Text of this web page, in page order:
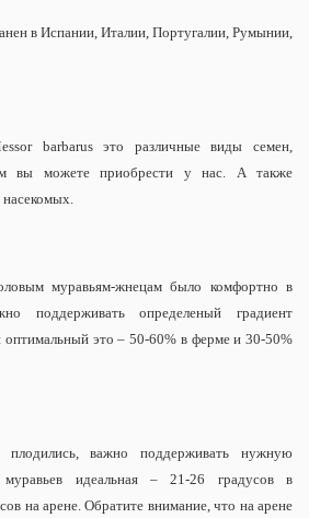
в Испании, Италии, Португалии, Румынии,
barbarus это различные виды семен,
вы можете приобрести у нас. А также
муравьям-жнецам было комфортно в
поддерживать определеный градиент
это – 50-60% в ферме и 30-50%
важно поддерживать нужную
идеальная – 21-26 градусов в
на арене. Обратите внимание, что на арене